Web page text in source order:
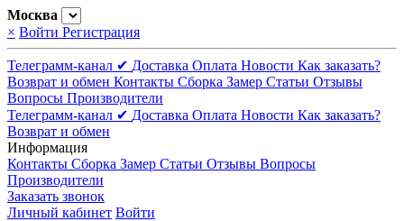
Москва
× Войти Регистрация
Телеграмм-канал ✔ Доставка Оплата Новости Как заказать?
Возврат и обмен Контакты Сборка Замер Статьи Отзывы
Вопросы Производители
Телеграмм-канал ✔ Доставка Оплата Новости Как заказать?
Возврат и обмен
Информация
Контакты Сборка Замер Статьи Отзывы Вопросы
Производители
Заказать звонок
Личный кабинет Войти